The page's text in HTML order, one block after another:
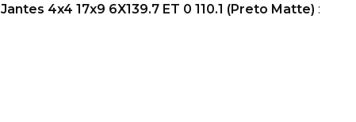
Jantes 4x4 17x9 6X139.7 ET 0 110.1 (Preto Matte) :